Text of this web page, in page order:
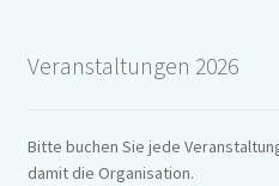
Newsletter
Service
Veranstaltungen 2026
Bitte buchen Sie jede
damit die Organisation.